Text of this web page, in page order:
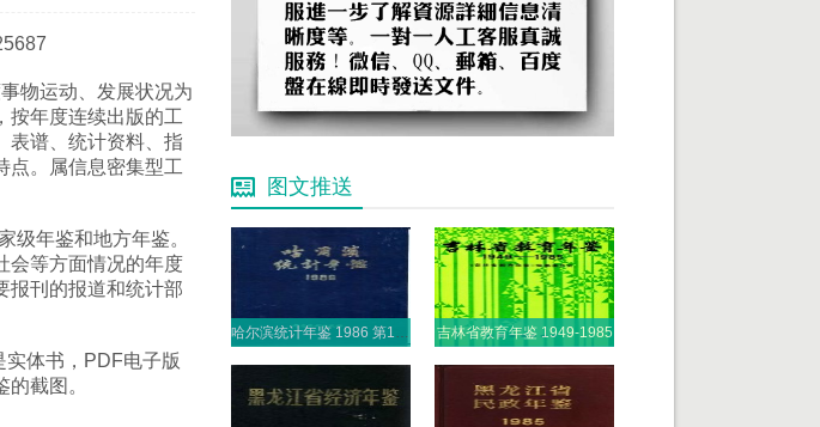
物运动、发展状况为
按年度连续出版的工
表谱、统计资料、指
点。属信息密集型工
级年鉴和地方年鉴。
会等方面情况的年度
报刊的报道和统计部
实体书，PDF电子版
截图。
图文推送
哈尔滨统计年鉴 1986 第1部分 1985年各项事业发展概况 吉林省教育年鉴 1949-1985